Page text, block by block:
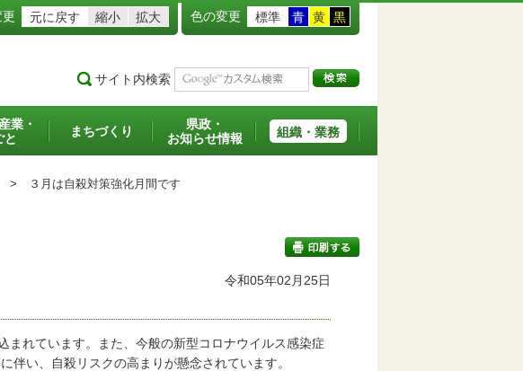
元に戻す 縮小 拡大 色の変更 標準 青 黄 黒
サイト内検索
業・
と
まちづくり
県政・
お知らせ情報
組織・業務
> ３月は自殺対策強化月間です
印刷する
令和05年02月25日
れています。また、今般の新型コロナウイルス感染症
伴い、自殺リスクの高まりが懸念されています。